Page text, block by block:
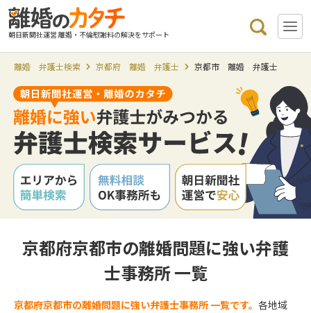
朝日新聞社運営 離婚・不倫慰謝料の解決をサポート
離婚 弁護士検索 京都府 離婚 弁護士 京都市 離婚 弁護士
京都府京都市の離婚問題に強い弁護
士事務所 一覧
京都府京都市の離婚問題に強い弁護士事務所 一覧です。各地域